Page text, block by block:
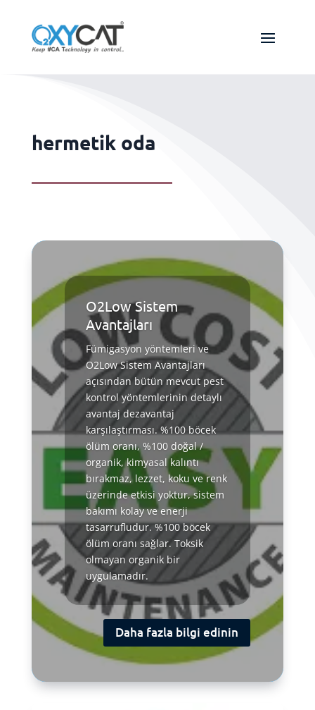
hermetik oda
O2Low Sistem
Avantajları
Fümigasyon yöntemleri ve
O2Low Sistem Avantajları
açısından bütün mevcut pest
kontrol yöntemlerinin detaylı
avantaj dezavantaj
karşılaştırması. %100 böcek
ölüm oranı, %100 doğal /
organik, kimyasal kalıntı
bırakmaz, lezzet, koku ve renk
üzerinde etkisi yoktur, sistem
bakımı kolay ve enerji
tasarrufludur. %100 böcek
ölüm oranı sağlar. Toksik
olmayan organik bir
uygulamadır.
Daha fazla bilgi edinin